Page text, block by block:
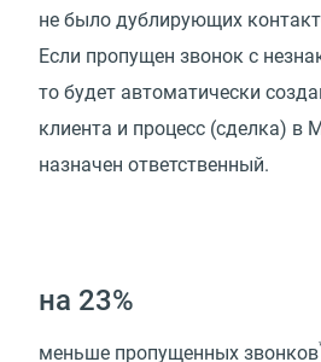
не было дублирующих
Если пропущен звонок с
то будет автоматически
клиента и процесс (сделка) в
назначен ответственный.
на 23%
меньше пропущенных звонков